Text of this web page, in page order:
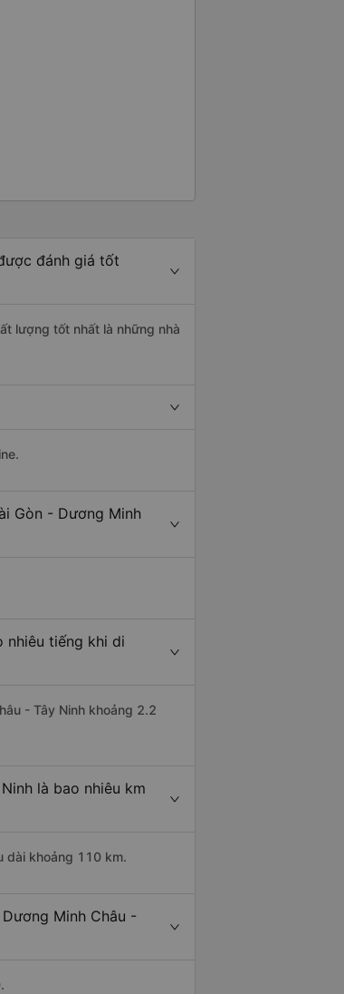
đánh giá tốt
lượng tốt nhất là những nhà
Gòn - Dương Minh
nhiêu tiếng khi di
- Tây Ninh khoảng 2.2
là bao nhiêu km
dài khoảng 110 km.
Minh Châu -